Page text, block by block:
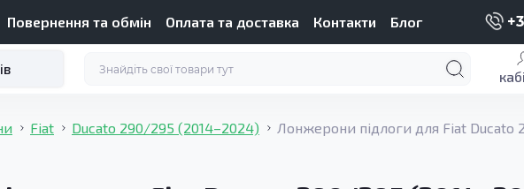
Повернення та обмін Оплата та доставка Контакти Блог
Fiat Ducato 290/295 (2014–2024) Лонжерони підлоги для Fiat Ducato